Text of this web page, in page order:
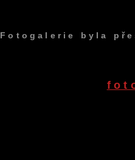
Fotogalerie byla